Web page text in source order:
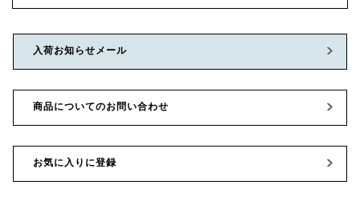
入荷お知らせメール
商品についてのお問い合わせ
お気に入りに登録